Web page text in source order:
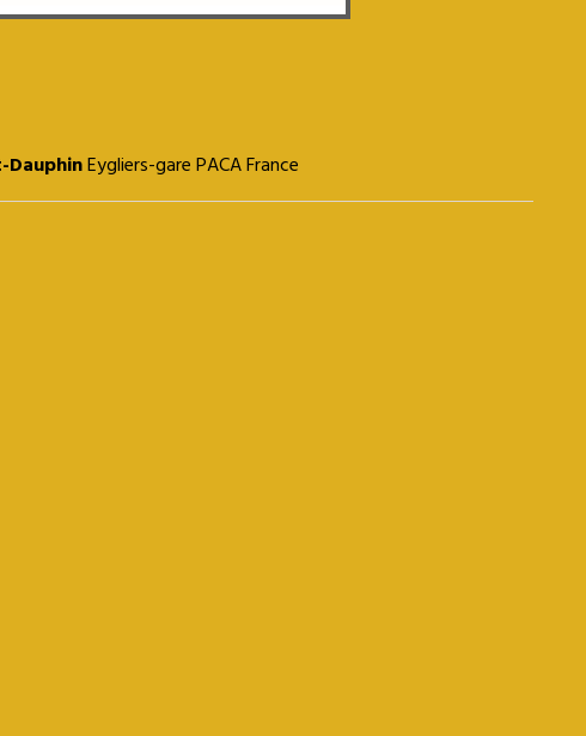
Eygliers-gare PACA France